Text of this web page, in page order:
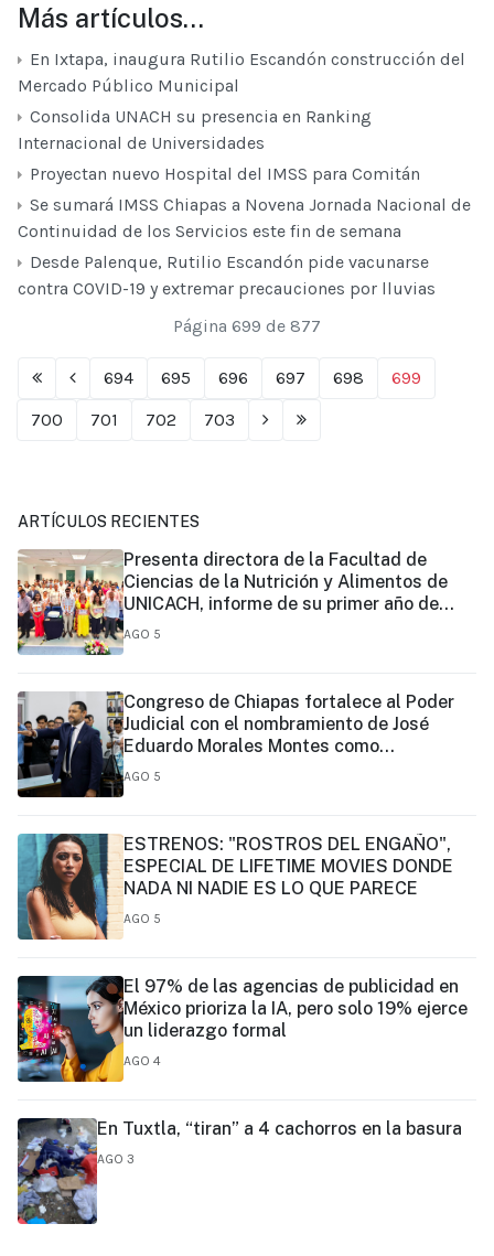
Más artículos…
En Ixtapa, inaugura Rutilio Escandón construcción del
Mercado Público Municipal
Consolida UNACH su presencia en Ranking
Internacional de Universidades
Proyectan nuevo Hospital del IMSS para Comitán
Se sumará IMSS Chiapas a Novena Jornada Nacional de
Continuidad de los Servicios este fin de semana
Desde Palenque, Rutilio Escandón pide vacunarse
contra COVID-19 y extremar precauciones por lluvias
Página 699 de 877
694 695 696 697 698
699
700
701 702 703
ARTÍCULOS RECIENTES
Presenta directora de la Facultad de
Ciencias de la Nutrición y Alimentos de
UNICACH, informe de su primer año de
gestión
AGO 5
Congreso de Chiapas fortalece al Poder
Judicial con el nombramiento de José
Eduardo Morales Montes como
magistrado
AGO 5
ESTRENOS: "ROSTROS DEL ENGAÑO",
ESPECIAL DE LIFETIME MOVIES DONDE
NADA NI NADIE ES LO QUE PARECE
AGO 5
El 97% de las agencias de publicidad en
México prioriza la IA, pero solo 19% ejerce
un liderazgo formal
AGO 4
En Tuxtla, “tiran” a 4 cachorros en la basura
AGO 3